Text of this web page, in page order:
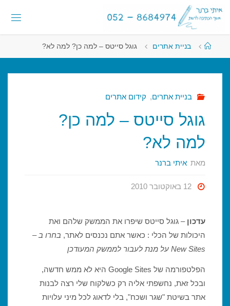
דלגו
לתוכן
לתוכן
יתי
ברנ
ר -
ף
ה
כ ת
עמוד
ראשי
בניית אתרים גוגל סייטס – למה כן? למה לא?
בניית אתרים, קידום אתרים
גוגל סייטס – למה כן?
למה לא?
מאת איתי ברנר
12 באוקטובר 2010
עדכון – גוגל סייטס שיפרו את הממשק שלהם ואת
היכולות של הכלי : כאשר אתם נכנסים לאתר, בחרו ב –
New Sites על מנת לעבור לממשק המעודכן
הפלטפורמה של Google Sites היא לא ממש חדשה,
ובכל זאת, נחשפתי אליה רק כשלקוח שלי רצה לבנות
אתר בשיטת "שגר ושכח", בלי לדאוג לכל מיני עלויות